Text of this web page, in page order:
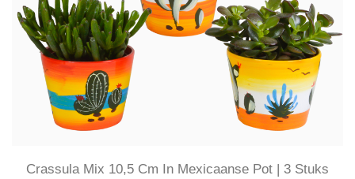
Crassula Mix 10,5 Cm In Mexicaanse Pot | 3 Stuks